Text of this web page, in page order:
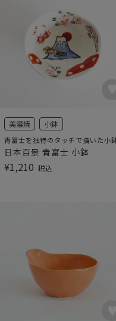
美濃焼 小鉢
青富士を独特のタッチで描いた小
日本百景 青富士 小鉢
¥1,210 税込